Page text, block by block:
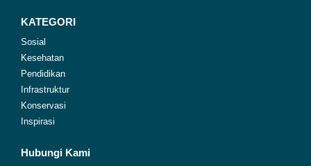
KATEGORI
Sosial
Kesehatan
Pendidikan
Infrastruktur
Konservasi
Inspirasi
Hubungi Kami